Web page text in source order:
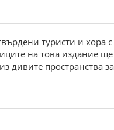
туристи и хора
на това издание
дивите пространства